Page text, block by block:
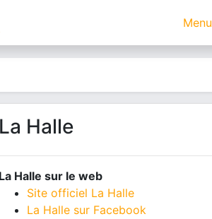
Menu
La Halle
La Halle sur le web
Site officiel La Halle
La Halle sur Facebook